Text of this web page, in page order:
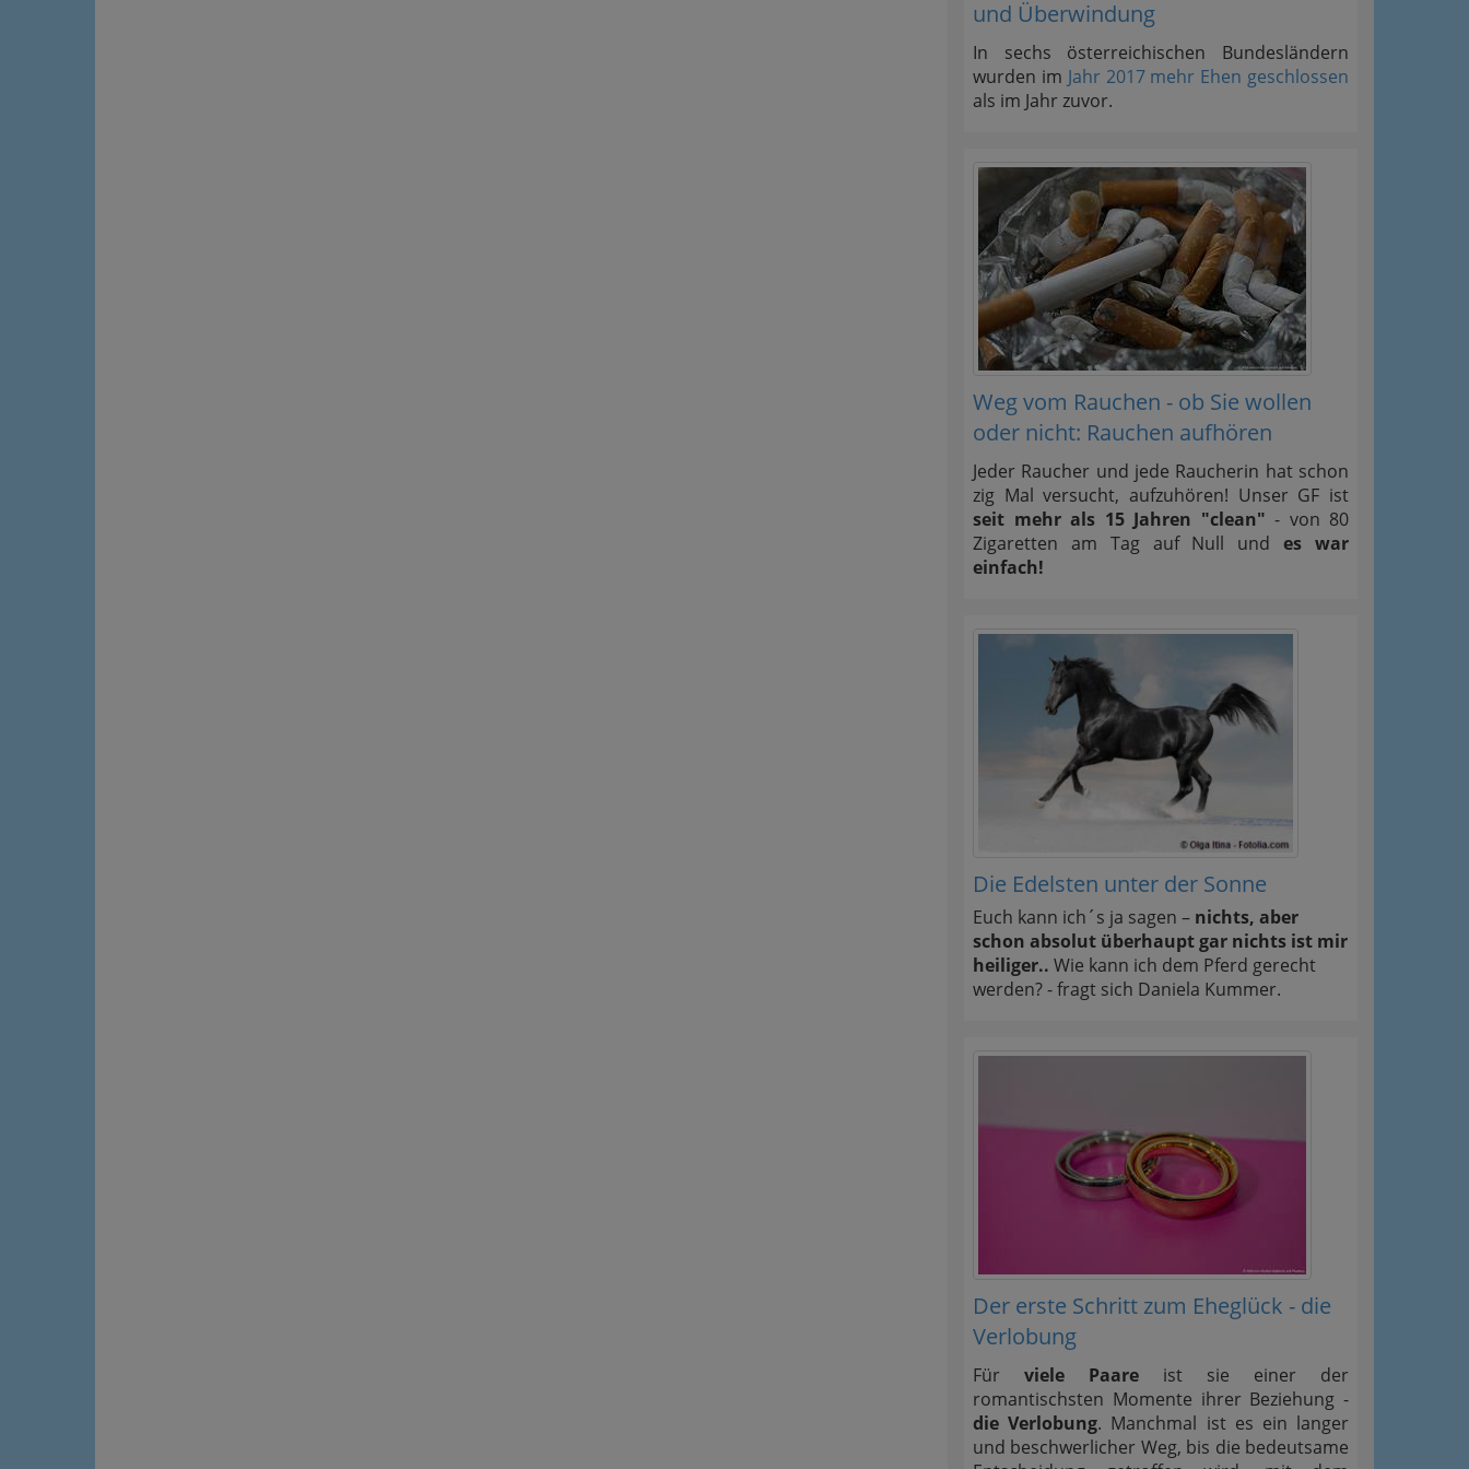
und Überwindung
In sechs österreichischen Bundesländern
wurden im Jahr 2017 mehr Ehen geschlossen
als im Jahr zuvor.
Weg vom Rauchen - ob Sie wollen
oder nicht: Rauchen aufhören
Jeder Raucher und jede Raucherin hat schon
zig Mal versucht, aufzuhören! Unser GF ist
seit mehr als 15 Jahren "clean" - von 80
Zigaretten am Tag auf Null undes war
einfach!
Die Edelsten unter der Sonne
Euch kann ich´s ja sagen – nichts, aber
schon absolut überhaupt gar nichts ist mir
heiliger.. Wie kann ich dem Pferd gerecht
werden? - fragt sich Daniela Kummer.
Der erste Schritt zum Eheglück - die
Verlobung
Für viele Paare ist sie einer der
romantischsten Momente ihrer Beziehung -
die Verlobung. Manchmal ist es ein langer
und beschwerlicher Weg, bis die bedeutsame